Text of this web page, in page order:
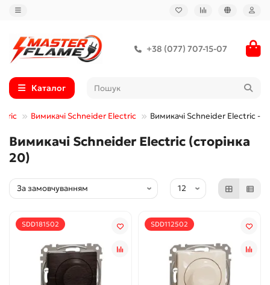
+38 (077) 707-15-07
Каталог
Вимикачі Schneider Electric Вимикачі Schneider Electric -
Вимикачі Schneider Electric (сторінка
20)
SDD181502 SDD112502